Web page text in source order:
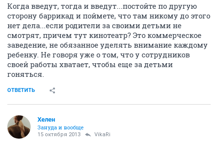
Когда введут, тогда и введут...постойте по другую
сторону баррикад и поймете, что там никому до этого
нет дела...если родители за своими детьми не
смотрят, причем тут кинотеатр? Это коммерческое
заведение, не обязанное уделять внимание каждому
ребенку. Не говоря уже о том, что у сотрудников
своей работы хватает, чтобы еще за детьми
гоняться.
ОТВЕТИТЬ
Хелен
Зануда и вообще
15 октября 2013 VikaRi